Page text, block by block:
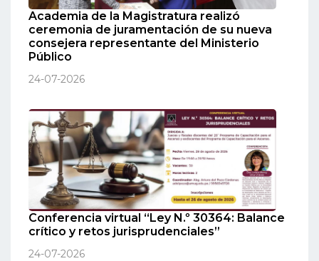
Academia de la Magistratura realizó
ceremonia de juramentación de su nueva
consejera representante del Ministerio
Público
24-07-2026
Conferencia virtual “Ley N.º 30364: Balance
crítico y retos jurisprudenciales”
24-07-2026